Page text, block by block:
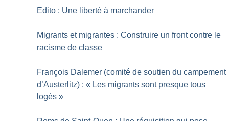
Edito : Une liberté à marchander
Migrants et migrantes : Construire un front contre le
racisme de classe
François Dalemer (comité de soutien du campement
d’Austerlitz) : « Les migrants sont presque tous
logés »